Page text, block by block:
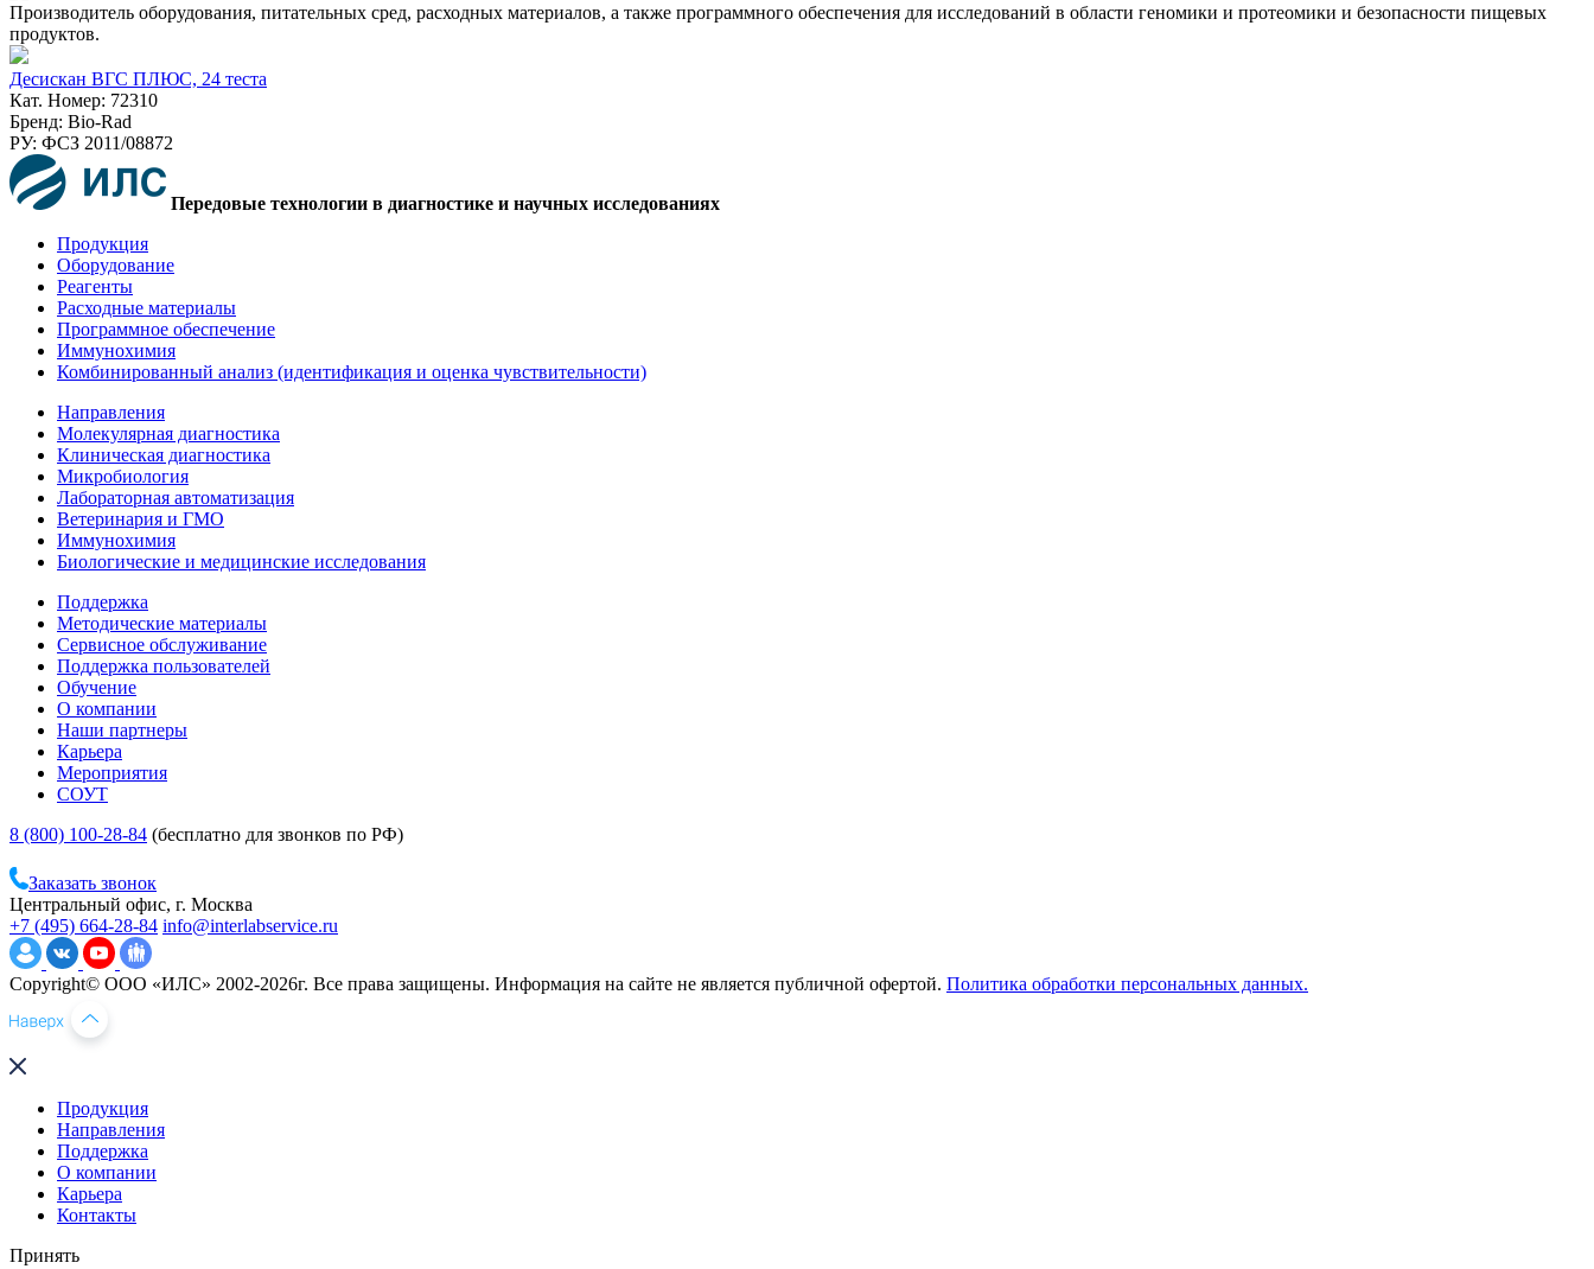
Производитель оборудования, питательных сред, расходных материалов, а также программного обеспечения для исследований в области геномики и протеомики и безопасности пищевых
продуктов.
Десискан ВГC ПЛЮС, 24 теста
Кат. Номер: 72310
Бренд: Bio-Rad
РУ: ФСЗ 2011/08872
Передовые технологии в диагностике и научных исследованиях
Продукция
Оборудование
Реагенты
Расходные материалы
Программное обеспечение
Иммунохимия
Комбинированный анализ (идентификация и оценка чувствительности)
Направления
Молекулярная диагностика
Клиническая диагностика
Микробиология
Лабораторная автоматизация
Ветеринария и ГМО
Иммунохимия
Биологические и медицинские исследования
Поддержка
Методические материалы
Сервисное обслуживание
Поддержка пользователей
Обучение
О компании
Наши партнеры
Карьера
Мероприятия
СОУТ
8 (800) 100-28-84 (бесплатно для звонков по РФ)
Заказать звонок
Центральный офис, г. Москва
+7 (495) 664-28-84 info@interlabservice.ru
Copyright© ООО «ИЛС» 2002-2026г. Все права защищены. Информация на сайте не является публичной офертой. Политика обработки персональных данных.
Продукция
Направления
Поддержка
О компании
Карьера
Контакты
Принять